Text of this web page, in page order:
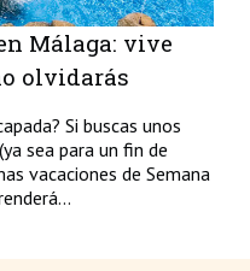
Málaga: vive
olvidarás
Si buscas unos
sea para un fin de
vacaciones de Semana